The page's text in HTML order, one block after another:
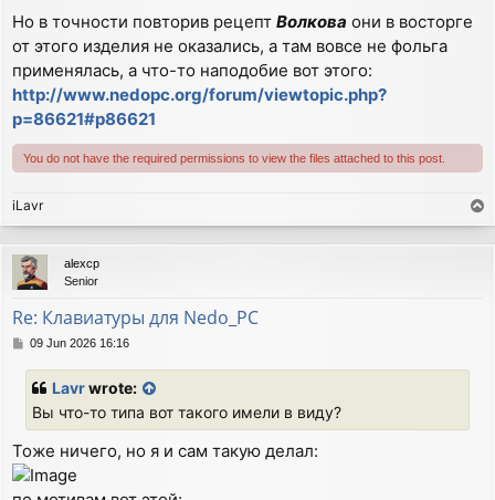
Но в точности повторив рецепт Волкова они в восторге
от этого изделия не оказались, а там вовсе не фольга
применялась, а что-то наподобие вот этого:
http://www.nedopc.org/forum/viewtopic.php?
p=86621#p86621
You do not have the required permissions to view the files attached to this post.
iLavr
o
p
alexcp
Senior
Re: Клавиатуры для Nedo_PC
P09 Jun 2026 16:16
Lavrwrote:
Вы что-то типа вот такого имели в виду?
Тоже ничего, но я и сам такую делал: